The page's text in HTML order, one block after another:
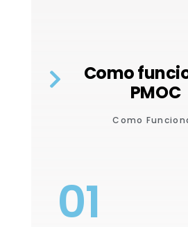
Como
PMOC
Como
01